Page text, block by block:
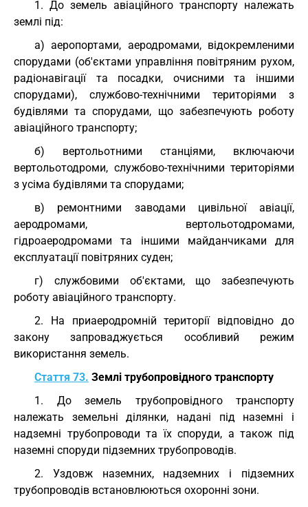
1. До земель авіаційного транспорту належать
землі під:
а) аеропортами, аеродромами, відокремленими
спорудами (об'єктами управління повітряним рухом,
радіонавігації та посадки, очисними та іншими
спорудами), службово-технічними територіями з
будівлями та спорудами, що забезпечують роботу
авіаційного транспорту;
б) вертольотними станціями, включаючи
вертольотодроми, службово-технічними територіями
з усіма будівлями та спорудами;
в) ремонтними заводами цивільної авіації,
аеродромами, вертольотодромами,
гідроаеродромами та іншими майданчиками для
експлуатації повітряних суден;
г) службовими об'єктами, що забезпечують
роботу авіаційного транспорту.
2. На приаеродромній території відповідно до
закону запроваджується особливий режим
використання земель.
Стаття 73. Землі трубопровідного транспорту
1. До земель трубопровідного транспорту
належать земельні ділянки, надані під наземні і
надземні трубопроводи та їх споруди, а також під
наземні споруди підземних трубопроводів.
2. Уздовж наземних, надземних і підземних
трубопроводів встановлюються охоронні зони.